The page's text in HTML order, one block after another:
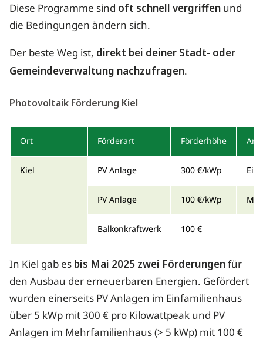
Diese Programme sind oft schnell vergriffen und
die Bedingungen ändern sich.
Der beste Weg ist, direkt bei deiner Stadt- oder
Gemeindeverwaltung nachzufragen.
Photovoltaik Förderung Kiel
Ort Förderart Förderhöhe
Kiel PV Anlage 300 €/kWp
PV Anlage 100 €/kWp
Balkonkraftwerk 100 €
In Kiel gab es bis Mai 2025 zwei Förderungenfür
den Ausbau der erneuerbaren Energien. Gefördert
wurden einerseits PV Anlagen im Einfamilienhaus
über 5 kWp mit 300 € pro Kilowattpeak und PV
Anlagen im Mehrfamilienhaus (> 5 kWp) mit 100 €